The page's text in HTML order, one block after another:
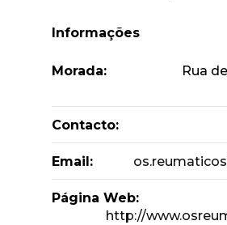
Informações
Morada:
Rua
Contacto:
Email:
Página Web:
http://